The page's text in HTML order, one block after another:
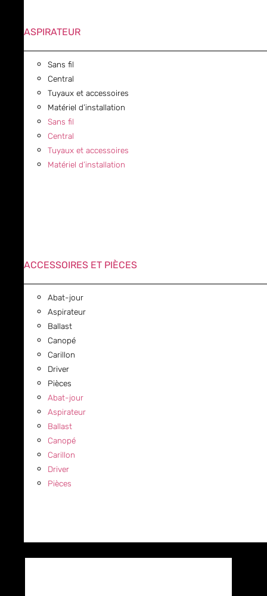
ASPIRATEUR
Sans fil
Central
Tuyaux et accessoires
Matériel d’installation
Sans fil
Central
Tuyaux et accessoires
Matériel d’installation
ACCESSOIRES ET PIÈCES
Abat-jour
Aspirateur
Ballast
Canopé
Carillon
Driver
Pièces
Abat-jour
Aspirateur
Ballast
Canopé
Carillon
Driver
Pièces